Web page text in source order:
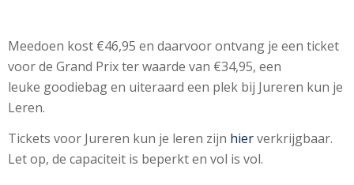
Meedoen kost €46,95 en daarvoor ontvang je een ticket
voor de Grand Prix ter waarde van €34,95, een
leuke goodiebag en uiteraard een plek bij Jureren kun je
Leren.
Tickets voor Jureren kun je leren zijn hierverkrijgbaar.
Let op, de capaciteit is beperkt en vol is vol.